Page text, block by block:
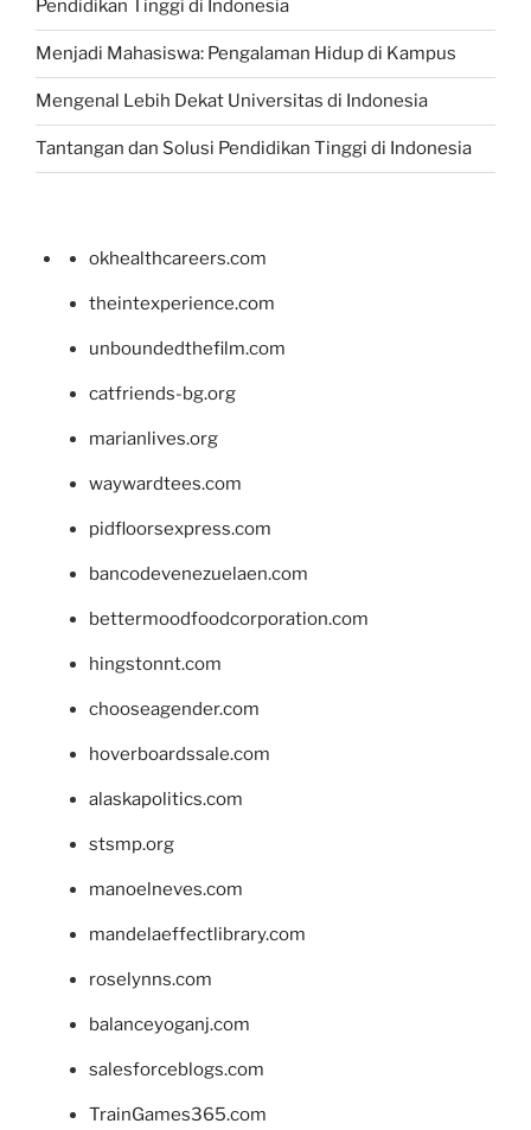
Pendidikan Tinggi di Indonesia
Menjadi Mahasiswa: Pengalaman Hidup di Kampus
Mengenal Lebih Dekat Universitas di Indonesia
Tantangan dan Solusi Pendidikan Tinggi di Indonesia
okhealthcareers.com
theintexperience.com
unboundedthefilm.com
catfriends-bg.org
marianlives.org
waywardtees.com
pidfloorsexpress.com
bancodevenezuelaen.com
bettermoodfoodcorporation.com
hingstonnt.com
chooseagender.com
hoverboardssale.com
alaskapolitics.com
stsmp.org
manoelneves.com
mandelaeffectlibrary.com
roselynns.com
balanceyoganj.com
salesforceblogs.com
TrainGames365.com